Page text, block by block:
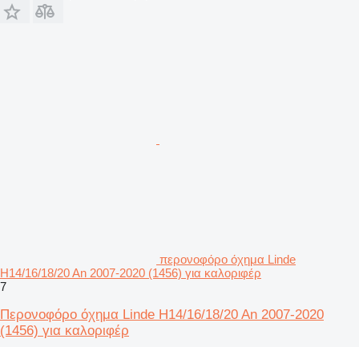
περονοφόρο όχημα Linde
H14/16/18/20 An 2007-2020 (1456) για καλοριφέρ
7
Περονοφόρο όχημα Linde H14/16/18/20 An 2007-2020
(1456) για καλοριφέρ